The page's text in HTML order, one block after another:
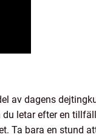
av dagens
letar efter en
Ta bara en stund